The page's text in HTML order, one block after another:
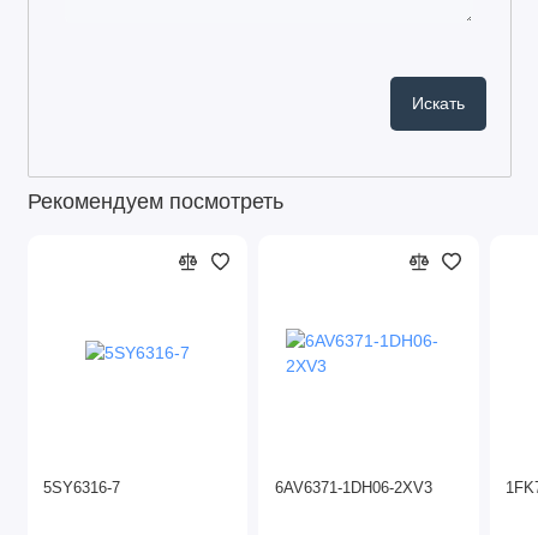
Рекомендуем посмотреть
5SY6316-7 6AV6371-1DH06-2XV3